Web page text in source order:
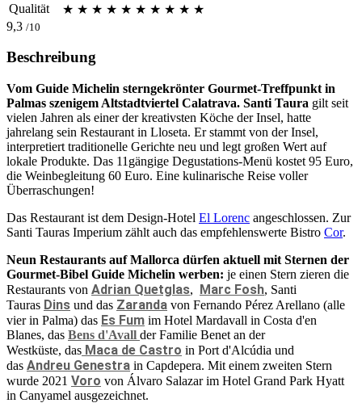
Qualität
★ ★ ★ ★ ★ ★ ★ ★ ★ ★
9,3 /10
Beschreibung
Vom Guide Michelin sterngekrönter Gourmet-Treffpunkt in
Palmas szenigem Altstadtviertel Calatrava. Santi Taura gilt seit
vielen Jahren als einer der kreativsten Köche der Insel, hatte
jahrelang sein Restaurant in Lloseta. Er stammt von der Insel,
interpretiert traditionelle Gerichte neu und legt großen Wert auf
lokale Produkte. Das 11gängige Degustations-Menü kostet 95 Euro,
die Weinbegleitung 60 Euro. Eine kulinarische Reise voller
Überraschungen!
Das Restaurant ist dem Design-Hotel El Lorenc angeschlossen. Zur
Santi Tauras Imperium zählt auch das empfehlenswerte Bistro Cor.
Neun Restaurants auf Mallorca dürfen aktuell mit Sternen der
Gourmet-Bibel Guide Michelin werben: je einen Stern zieren die
Restaurants von Adrian Quetglas, Marc Fosh, Santi
Tauras Dins und das Zaranda von Fernando Pérez Arellano (alle
vier in Palma) das Es Fum im Hotel Mardavall in Costa d'en
Blanes, das Bens d'Avall der Familie Benet an der
Westküste, das Maca de Castro in Port d'Alcúdia und
das Andreu Genestra in Capdepera. Mit einem zweiten Stern
wurde 2021 Voro von Álvaro Salazar im Hotel Grand Park Hyatt
in Canyamel ausgezeichnet.